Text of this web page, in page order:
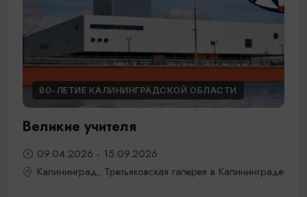
80-ЛЕТИЕ КАЛИНИНГРАДСКОЙ ОБЛАСТИ
Великие учителя
09.04.2026 - 15.09.2026
Калининград, Третьяковская галерея в Калининграде